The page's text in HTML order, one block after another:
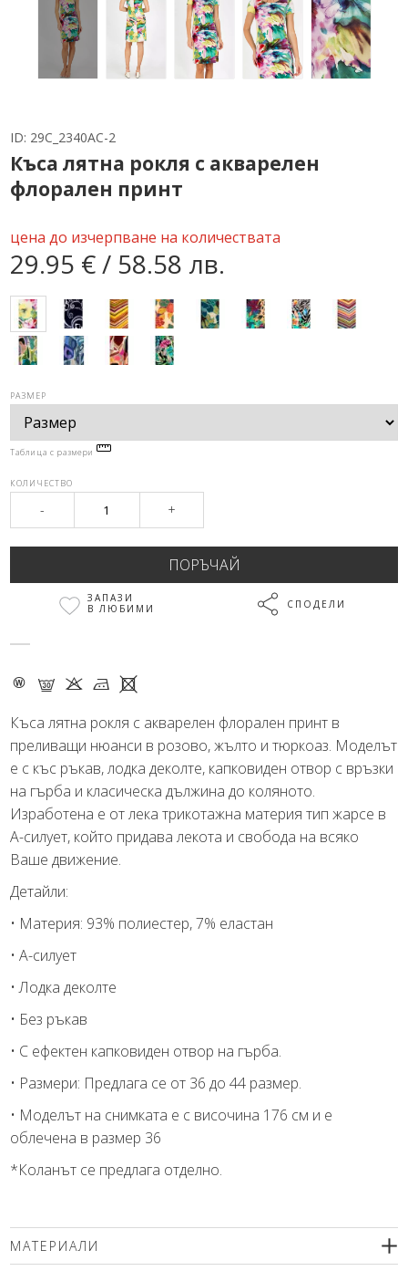
ID: 29C_2340AC-2
Къса лятна рокля с акварелен
флорален принт
цена до изчерпване на количествата
29.95 € / 58.58 лв.
РАЗМЕР
Таблица с размери
КОЛИЧЕСТВО
- +
ЗАПАЗИ
В ЛЮБИМИ
СПОДЕЛИ
- G K M X
Къса лятна рокля с акварелен флорален принт в
преливащи нюанси в розово, жълто и тюркоаз. Моделът
е с къс ръкав, лодка деколте, капковиден отвор с връзки
на гърба и класическа дължина до коляното.
Изработена е от лека трикотажна материя тип жарсе в
А-силует, който придава лекота и свобода на всяко
Ваше движение.
Детайли:
• Материя: 93% полиестер, 7% еластан
• А-силует
• Лодка деколте
• Без ръкав
• С ефектен капковиден отвор на гърба.
• Размери: Предлага се от 36 до 44 размер.
• Моделът на снимката е с височина 176 см и е
облечена в размер 36
*Коланът се предлага отделно.
МАТЕРИАЛИ